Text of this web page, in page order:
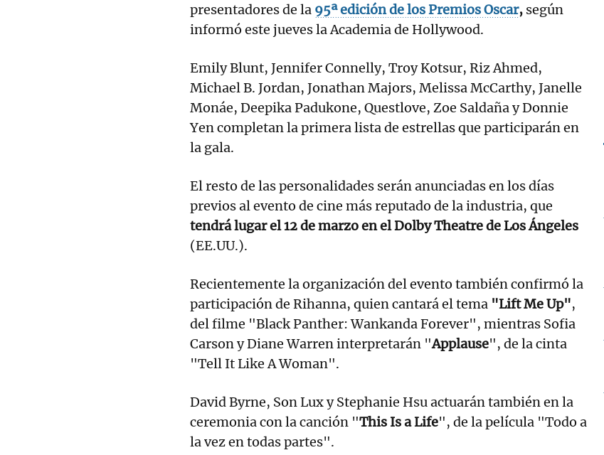
presentadores de la 95ª edición de los Premios Oscar, según
informó este jueves la Academia de Hollywood.
Emily Blunt, Jennifer Connelly, Troy Kotsur, Riz Ahmed,
Michael B. Jordan, Jonathan Majors, Melissa McCarthy, Janelle
Monáe, Deepika Padukone, Questlove, Zoe Saldaña y Donnie
Yen completan la primera lista de estrellas que participarán en
la gala.
El resto de las personalidades serán anunciadas en los días
previos al evento de cine más reputado de la industria, que
tendrá lugar el 12 de marzo en el Dolby Theatre de Los Ángeles
(EE.UU.).
Recientemente la organización del evento también confirmó la
participación de Rihanna, quien cantará el tema "Lift Me Up",
del filme "Black Panther: Wankanda Forever", mientras Sofia
Carson y Diane Warren interpretarán "Applause", de la cinta
"Tell It Like A Woman".
David Byrne, Son Lux y Stephanie Hsu actuarán también en la
ceremonia con la canción "This Is a Life", de la película "Todo a
la vez en todas partes".